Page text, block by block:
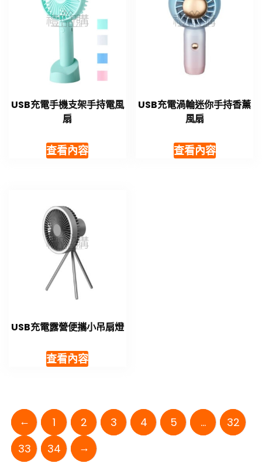
USB充電手機支架手持電風
扇
查看內容
USB充電渦輪迷你手持香薰
風扇
查看內容
USB充電露營便攜小吊扇燈
查看內容
← 1 2 3 4 5 ...
32
33
34 →